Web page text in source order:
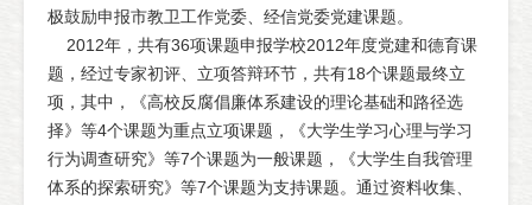
极鼓励申报市教卫工作党委、经信党委党建课题。
2012年，共有36项课题申报学校2012年度党建和德育课
题，经过专家初评、立项答辩环节，共有18个课题最终立
项，其中，《高校反腐倡廉体系建设的理论基础和路径选
择》等4个课题为重点立项课题，《大学生学习心理与学习
行为调查研究》等7个课题为一般课题，《大学生自我管理
体系的探索研究》等7个课题为支持课题。通过资料收集、